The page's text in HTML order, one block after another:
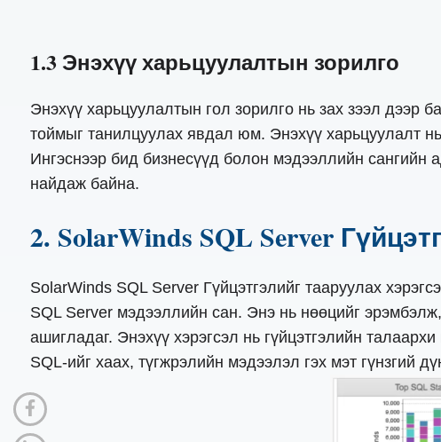
1.3 Энэхүү харьцуулалтын зорилго
Энэхүү харьцуулалтын гол зорилго нь зах зээл дээр
тоймыг танилцуулах явдал юм. Энэхүү харьцуулалт
Ингэснээр бид бизнесүүд болон мэдээллийн сангийн
найдаж байна.
2. SolarWinds SQL Server
SolarWinds SQL Server Гүйцэтгэлийг тааруулах
SQL Server мэдээллийн сан. Энэ нь нөөцийг
ашигладаг. Энэхүү хэрэгсэл нь гүйцэтгэлийн
SQL-ийг хаах, түгжрэлийн мэдээлэл гэх мэт гүнзгий